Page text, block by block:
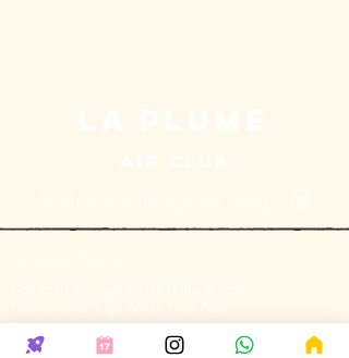
Nos cours d'Acroyoga à Paris